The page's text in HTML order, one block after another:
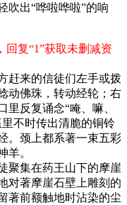
吹出“哗啦哗啦”的响
复“1”获取未删减资
赶来的信徒们左手或拨
动佛珠，转动经轮；右
反复诵念“唵、嘛、
不时传出清脆的铜铃
。颈上都系著一束五彩
羊。
聚集在药王山下的摩崖
对著摩崖石壁上雕刻的
著前额触地时沾染的尘